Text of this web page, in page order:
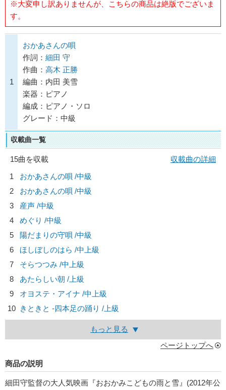
※大変申し訳ありませんが、こちらの商品は絶版でございま
す。
1
おかあさんの唄
作詞： 細田 守
作曲： 高木 正勝
編曲：内田 美雪
楽器：ピアノ
編成：ピアノ・ソロ
グレード：中級
収載曲一覧
15曲を収載
収載曲の詳細
1
おかあさんの唄 /中級
2
おかあさんの唄 /中級
3
産声 /中級
4
めぐり /中級
5
陽だまりの守唄 /中級
6
ほしぼしのはら /中上級
7
そらつつみ /中上級
8
あたらしい朝 /上級
9
オヨステ・アイナ /中上級
10 きときと -四本足の踊り /上級
もっと見る
ページトップへ
商品の説明
細田守監督の大人気映画『おおかみこどもの雨と雪』(2012年公